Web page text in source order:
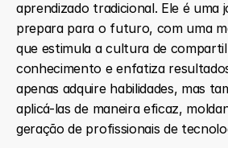
aprendizado tradicional. Ele é uma
prepara para o futuro, com uma
que estimula a cultura de
conhecimento e enfatiza
apenas adquire habilidades, mas
aplicá-las de maneira eficaz,
geração de profissionais de